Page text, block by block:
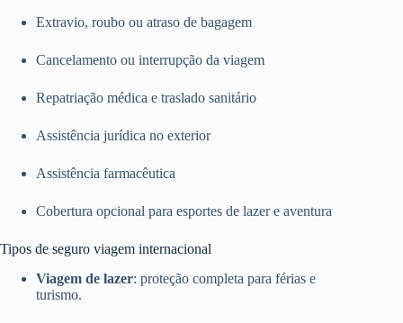
Extravio, roubo ou atraso de bagagem
Cancelamento ou interrupção da viagem
Repatriação médica e traslado sanitário
Assistência jurídica no exterior
Assistência farmacêutica
Cobertura opcional para esportes de lazer e aventura
Tipos de seguro viagem internacional
Viagem de lazer: proteção completa para férias e
turismo.